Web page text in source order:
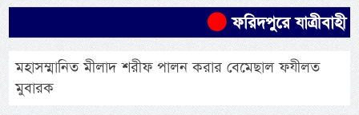
ফরিদপুরে যাত্রীবাহী
মহাসম্মানিত মীলাদ শরীফ পালন করার বেমেছাল ফযীলত
মুবারক